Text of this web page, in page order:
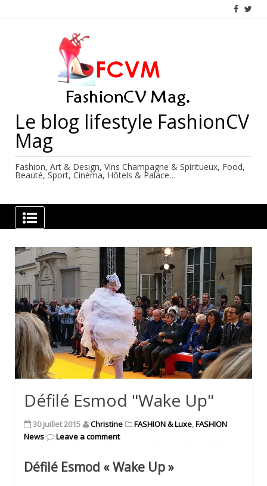
Le blog lifestyle FashionCV
Mag
Fashion, Art & Design, Vins Champagne & Spiritueux, Food,
Beauté, Sport, Cinéma, Hôtels & Palace…
Défilé Esmod "Wake Up"
30 juillet 2015 Christine FASHION & Luxe,FASHION
News
Leave a comment
Défilé Esmod « Wake Up »